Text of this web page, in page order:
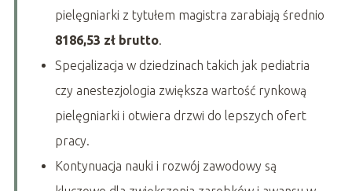
pielęgniarki z tytułem magistra zarabiają średnio
8186,53 zł brutto.
Specjalizacja w dziedzinach takich jak pediatria
czy anestezjologia zwiększa wartość rynkową
pielęgniarki i otwiera drzwi do lepszych ofert
pracy.
Kontynuacja nauki i rozwój zawodowy są